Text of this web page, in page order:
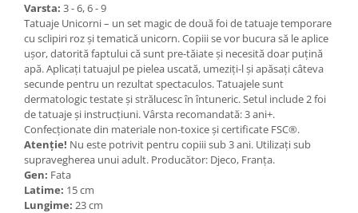
Varsta: 3 - 6, 6 - 9
Tatuaje Unicorni – un set magic de două foi de tatuaje temporare
cu sclipiri roz și tematică unicorn. Copiii se vor bucura să le aplice
ușor, datorită faptului că sunt pre-tăiate și necesită doar puțină
apă. Aplicați tatuajul pe pielea uscată, umeziți-l și apăsați câteva
secunde pentru un rezultat spectaculos. Tatuajele sunt
dermatologic testate și strălucesc în întuneric. Setul include 2 foi
de tatuaje și instrucțiuni. Vârsta recomandată: 3 ani+.
Confecționate din materiale non-toxice și certificate FSC®.
Atenție! Nu este potrivit pentru copiii sub 3 ani. Utilizați sub
supravegherea unui adult. Producător: Djeco, Franța.
Gen: Fata
Latime: 15 cm
Lungime: 23 cm